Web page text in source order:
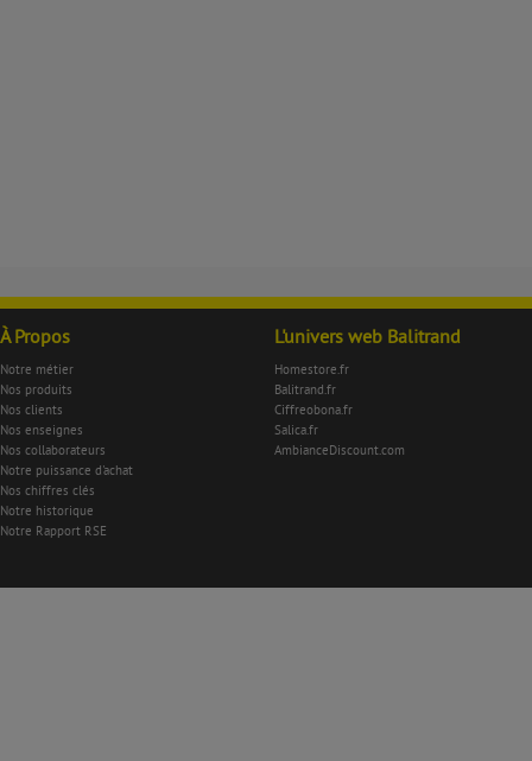
À Propos
Notre métier
Nos produits
Nos clients
Nos enseignes
Nos collaborateurs
Notre puissance d'achat
Nos chiffres clés
Notre historique
Notre Rapport RSE
L'univers web Balitrand
Homestore.fr
Balitrand.fr
Ciffreobona.fr
Salica.fr
AmbianceDiscount.com